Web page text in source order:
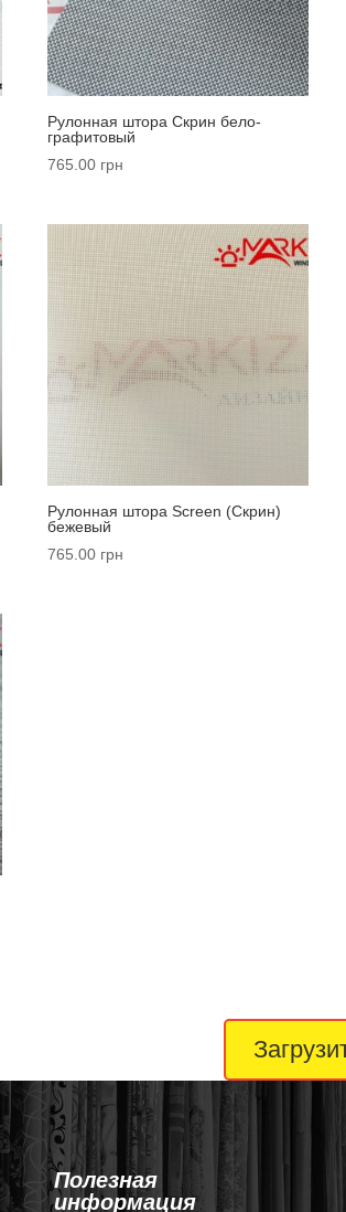
Рулонная штора Cкрин бело-
графитовый
765.00 грн
Рулонная штора Screen (Cкрин)
бежевый
765.00 грн
Полезная
информация